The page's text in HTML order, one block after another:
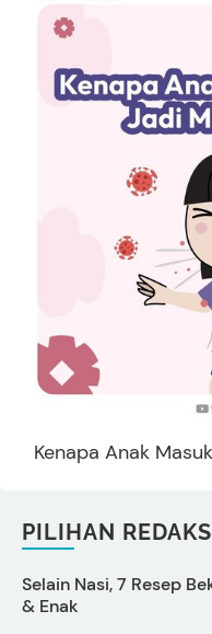
Kenapa Anak
PILIHAN
Selain Nasi, 7 Resep
& Enak